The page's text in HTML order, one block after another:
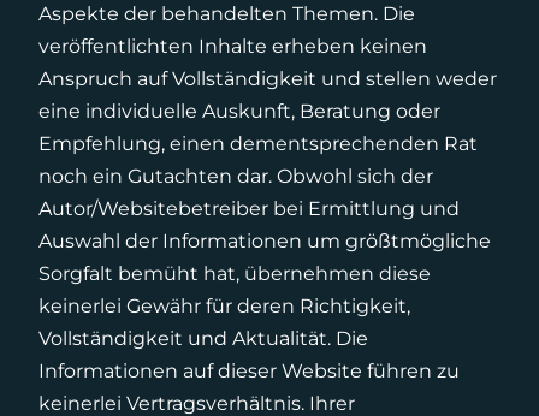
Aspekte der behandelten Themen. Die
veröffentlichten Inhalte erheben keinen
Anspruch auf Vollständigkeit und stellen weder
eine individuelle Auskunft, Beratung oder
Empfehlung, einen dementsprechenden Rat
noch ein Gutachten dar. Obwohl sich der
Autor/Websitebetreiber bei Ermittlung und
Auswahl der Informationen um größtmögliche
Sorgfalt bemüht hat, übernehmen diese
keinerlei Gewähr für deren Richtigkeit,
Vollständigkeit und Aktualität. Die
Informationen auf dieser Website führen zu
keinerlei Vertragsverhältnis. Ihrer